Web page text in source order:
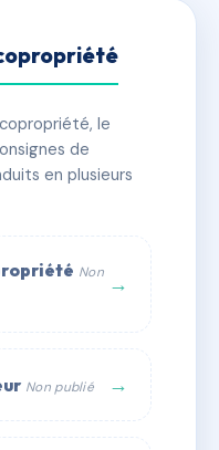
🏗 1 bâtiment(s)
le
de
en plusieurs
Non →
Non publié →